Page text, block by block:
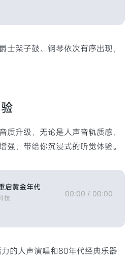
士架子鼓、钢琴依次有序出现，
质升级，无论是人声音轨质感，
强，带给你沉浸式的听觉体验。
启黄金年代
技 00:00 / 00:00
的人声演唱和80年代经典乐器